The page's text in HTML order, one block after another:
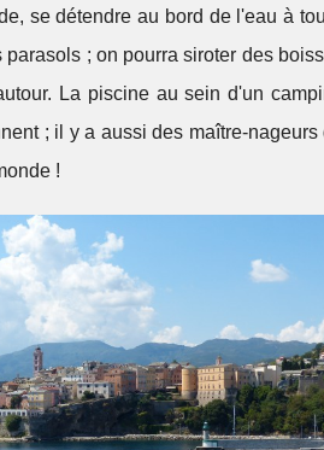
se détendre au bord de l'eau à
; on pourra siroter des
La piscine au sein d'un
; il y a aussi des maître-
!